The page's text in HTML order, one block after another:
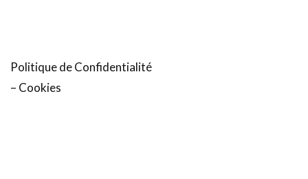
Politique de Confidentialité
– Cookies